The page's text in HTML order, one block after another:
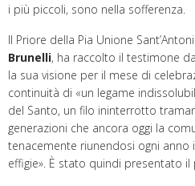
i più piccoli, sono nella sofferenza.
Il Priore della Pia Unione
Brunelli, ha raccolto il testimone
la sua visione per il mese di
continuità di «un legame
del Santo, un filo ininterrotto
generazioni che ancora oggi la
tenacemente riunendosi ogni anno
effigie». È stato quindi presentato